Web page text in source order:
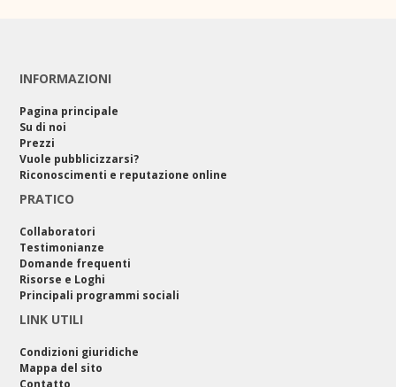
INFORMAZIONI
Pagina principale
Su di noi
Prezzi
Vuole pubblicizzarsi?
Riconoscimenti e reputazione online
PRATICO
Collaboratori
Testimonianze
Domande frequenti
Risorse e Loghi
Principali programmi sociali
LINK UTILI
Condizioni giuridiche
Mappa del sito
Contatto